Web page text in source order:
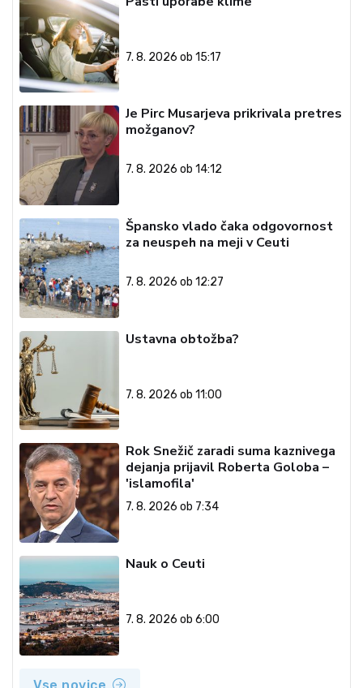
7. 8. 2026 ob 15:17
Je Pirc Musarjeva prikrivala pretres
možganov?
7. 8. 2026 ob 14:12
Špansko vlado čaka odgovornost
za neuspeh na meji v Ceuti
7. 8. 2026 ob 12:27
Ustavna obtožba?
7. 8. 2026 ob 11:00
Rok Snežič zaradi suma kaznivega
dejanja prijavil Roberta Goloba –
'islamofila'
7. 8. 2026 ob 7:34
Nauk o Ceuti
7. 8. 2026 ob 6:00
Vse novice